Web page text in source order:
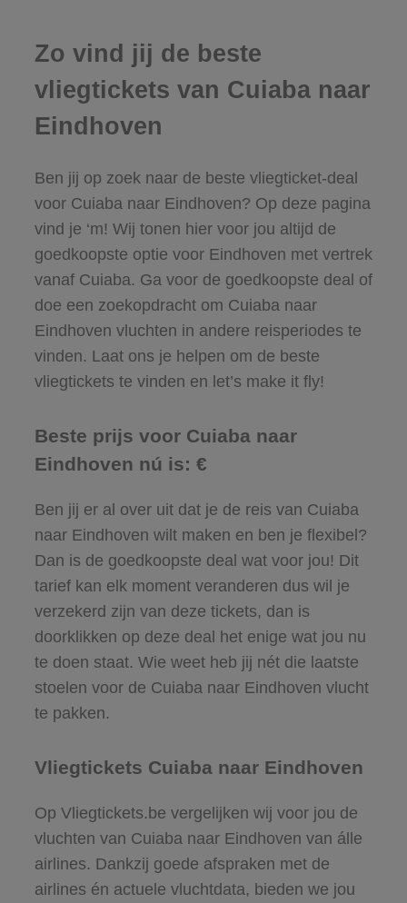
Zo vind jij de beste
vliegtickets van Cuiaba naar
Eindhoven
Ben jij op zoek naar de beste vliegticket-deal
voor Cuiaba naar Eindhoven? Op deze pagina
vind je ‘m! Wij tonen hier voor jou altijd de
goedkoopste optie voor Eindhoven met vertrek
vanaf Cuiaba. Ga voor de goedkoopste deal of
doe een zoekopdracht om Cuiaba naar
Eindhoven vluchten in andere reisperiodes te
vinden. Laat ons je helpen om de beste
vliegtickets te vinden en let’s make it fly!
Beste prijs voor Cuiaba naar
Eindhoven nú is: €
Ben jij er al over uit dat je de reis van Cuiaba
naar Eindhoven wilt maken en ben je flexibel?
Dan is de goedkoopste deal wat voor jou! Dit
tarief kan elk moment veranderen dus wil je
verzekerd zijn van deze tickets, dan is
doorklikken op deze deal het enige wat jou nu
te doen staat. Wie weet heb jij nét die laatste
stoelen voor de Cuiaba naar Eindhoven vlucht
te pakken.
Vliegtickets Cuiaba naar Eindhoven
Op Vliegtickets.be vergelijken wij voor jou de
vluchten van Cuiaba naar Eindhoven van álle
airlines. Dankzij goede afspraken met de
airlines én actuele vluchtdata, bieden we jou